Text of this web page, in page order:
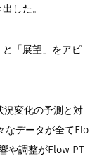
した。
「展望」をアピ
変化の予測と対
なデータが全てFlo
や調整がFlow PT